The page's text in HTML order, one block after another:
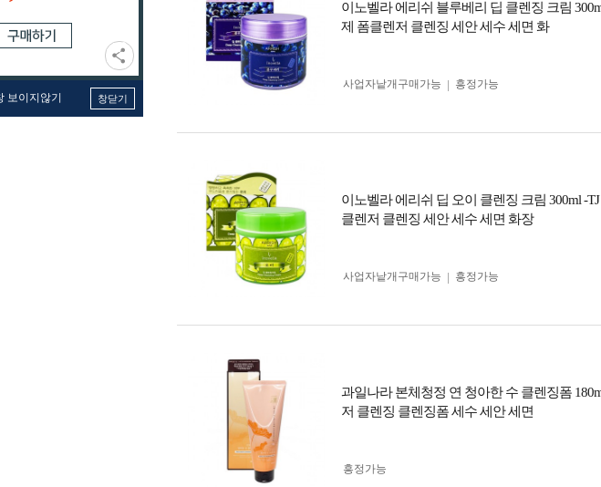
보이지않기 창닫기
이노벨라 에리쉬 블루베리 딥 클렌징 크림
제 폼클렌저 클렌징 세안 세수 세면 화
사업자 낱개구매가능 흥정가능
이노벨라 에리쉬 딥 오이 클렌징 크림 300ml -
클렌저 클렌징 세안 세수 세면 화장
사업자 낱개구매가능 흥정가능
과일나라 본체청정 연 청아한 수 클렌징폼
저 클렌징 클렌징폼 세수 세안 세면
흥정가능